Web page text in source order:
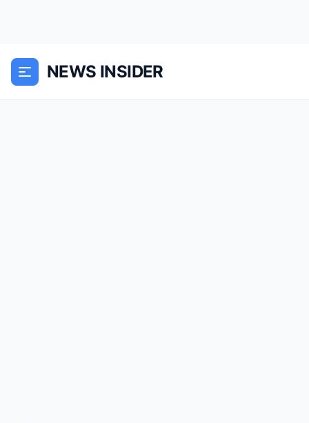
NEWS INSIDER